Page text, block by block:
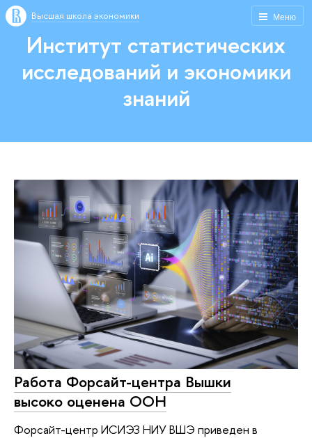
Меню
Высшая школа экономики
Институт статистических
исследований и экономики
знаний
Работа Форсайт-центра Вышки
высоко оценена ООН
Форсайт-центр ИСИЭЗ НИУ ВШЭ приведен в